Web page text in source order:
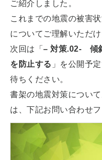
ご紹介しました。
これまでの地震の被害
についてご理解いただ
次回は「 – 対策.02- 傾
を防止する 」を公開予
待ちください。
書架の地震対策につい
は、下記お問い合わせ